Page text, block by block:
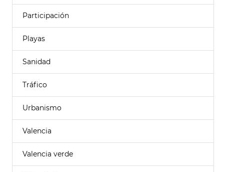
Participación
Playas
Sanidad
Tráfico
Urbanismo
Valencia
Valencia verde